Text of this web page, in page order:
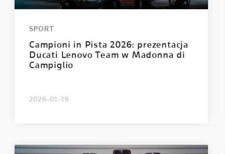
Panigale V4
SPORT
Campioni in Pista 2026: prezentacja
Ducati Lenovo Team w Madonna di
Campiglio
2026-01-19